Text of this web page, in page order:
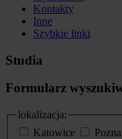
Kontakty
Inne
Szybkie linki
Studia
Formularz
lokalizacja:
Katowice